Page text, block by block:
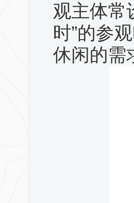
观主体常
时”的参
休闲的需